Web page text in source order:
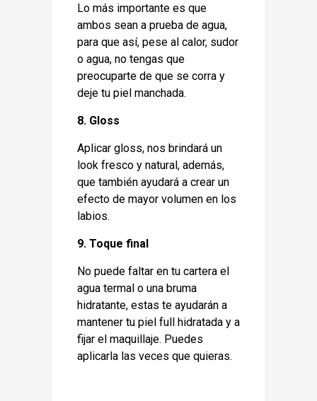
Lo más importante es que
ambos sean a prueba de agua,
para que así, pese al calor, sudor
o agua, no tengas que
preocuparte de que se corra y
deje tu piel manchada.
8. Gloss
Aplicar gloss, nos brindará un
look fresco y natural, además,
que también ayudará a crear un
efecto de mayor volumen en los
labios.
9. Toque final
No puede faltar en tu cartera el
agua termal o una bruma
hidratante, estas te ayudarán a
mantener tu piel full hidratada y a
fijar el maquillaje. Puedes
aplicarla las veces que quieras.